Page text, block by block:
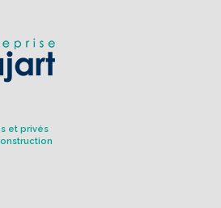
et privés